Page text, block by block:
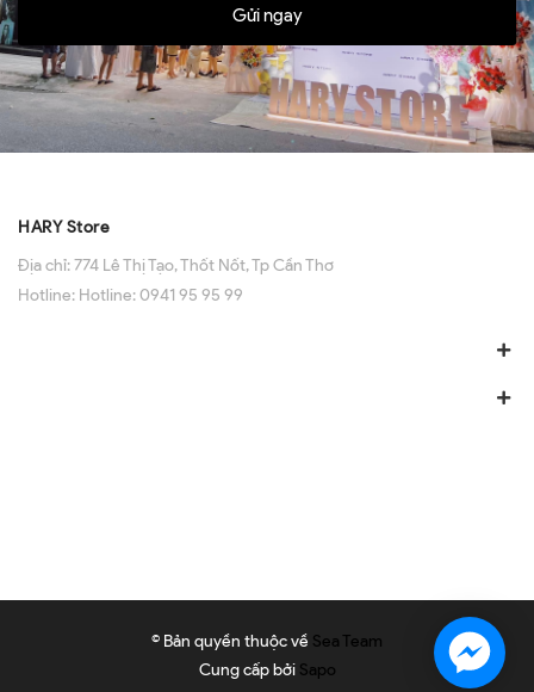
Gửi ngay
HARY Store
Địa chỉ:774 Lê Thị Tạo, Thốt Nốt, Tp Cần Thơ
Hotline: Hotline: 0941 95 95 99
© Bản quyền thuộc về Sea Team
Cung cấp bởi Sapo